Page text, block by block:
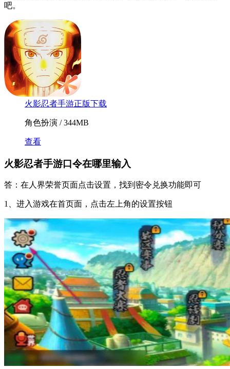
吧。
火影忍者手游正版下载
角色扮演 / 344MB
查看
火影忍者手游口令在哪里输入
答：在人界荣誉页面点击设置，找到密令兑换功能即可
1、进入游戏在首页面，点击左上角的设置按钮